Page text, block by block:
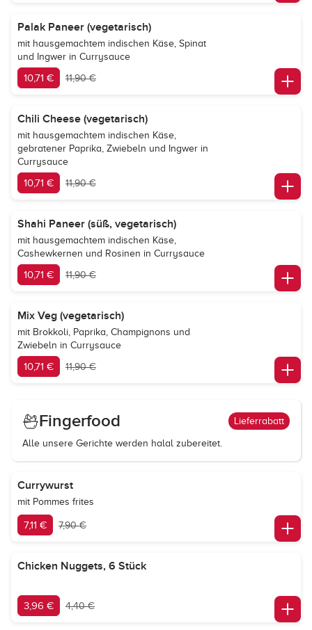
Palak Paneer (vegetarisch)
mit hausgemachtem indischen Käse, Spinat
und Ingwer in Currysauce
10,71 € 11,90 €
Chili Cheese (vegetarisch)
mit hausgemachtem indischen Käse,
gebratener Paprika, Zwiebeln und Ingwer in
Currysauce
10,71 € 11,90 €
Shahi Paneer (süß, vegetarisch)
mit hausgemachtem indischen Käse,
Cashewkernen und Rosinen in Currysauce
10,71 € 11,90 €
Mix Veg (vegetarisch)
mit Brokkoli, Paprika, Champignons und
Zwiebeln in Currysauce
10,71 € 11,90 €
Fingerfood Lieferrabatt
Alle unsere Gerichte werden halal zubereitet.
Currywurst
mit Pommes frites
7,11 € 7,90 €
Chicken Nuggets, 6 Stück
3,96 € 4,40 €